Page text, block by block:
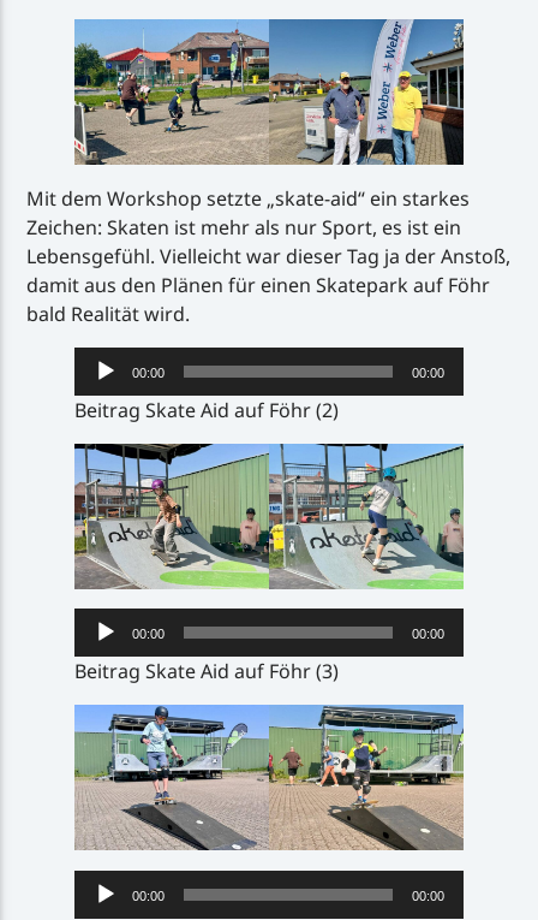
Mit dem Workshop setzte „skate-aid“ ein starkes
Zeichen: Skaten ist mehr als nur Sport, es ist ein
Lebensgefühl. Vielleicht war dieser Tag ja der Anstoß,
damit aus den Plänen für einen Skatepark auf Föhr
bald Realität wird.
Audio-
Player
00:00 00:00
Beitrag Skate Aid auf Föhr (2)
Audio-
Player
00:00 00:00
Beitrag Skate Aid auf Föhr (3)
Audio-
Player
00:00 00:00